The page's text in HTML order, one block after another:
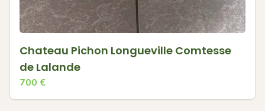
Chateau Pichon Longueville Comtesse
de Lalande
700 €